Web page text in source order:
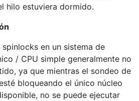
hilo estuviera dormido.
spinlocks en un sistema de
/ CPU simple generalmente no
ya que mientras el sondeo de
bloqueando el único núcleo
no se puede ejecutar